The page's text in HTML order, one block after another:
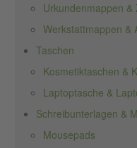
Urkundenmappen &
Werkstattmappen &
Taschen
Kosmetiktaschen &
Laptoptasche &
Schreibunterlagen &
Mousepads